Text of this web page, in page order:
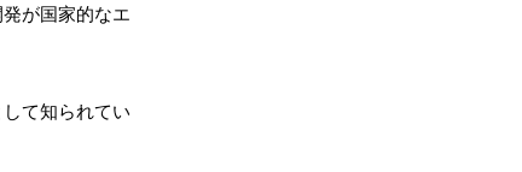
が国家的なエ
て知られてい